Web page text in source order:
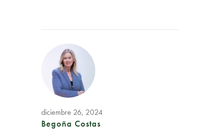
diciembre 26, 2024
Begoña Costas